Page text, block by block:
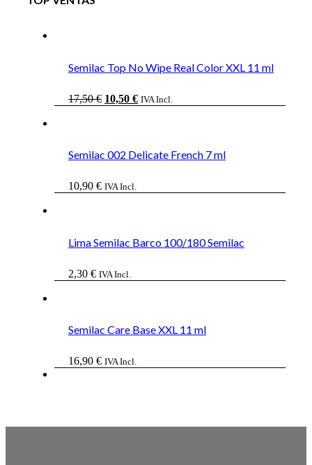
Semilac Top No Wipe Real Color XXL 11 ml
17,50€ El
10,50 €ElIVA Incl.
Semilac 002 Delicate French 7 ml
10,90 € IVA Incl.
Lima Semilac Barco 100/180 Semilac
2,30 € IVA Incl.
Semilac Care Base XXL 11 ml
16,90 € IVA Incl.